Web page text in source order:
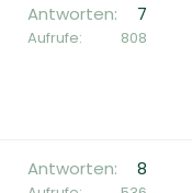
Antworten 7
Aufrufe 808
Antworten 8